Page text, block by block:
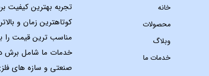
خانه
محصولات
وبلاگ
خدمات ما
تجربه بهترین کیفیت
کوتاهترین زمان و
مناسب ترین قیمت را
خدمات ما شامل برش
صنعتی و سازه های